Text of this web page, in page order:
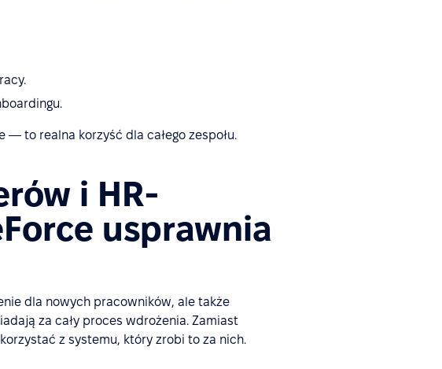
to realna korzyść dla całego zespołu.
i HR-
usprawnia
dla nowych pracowników, ale także
za cały proces wdrożenia. Zamiast
z systemu, który zrobi to za nich.